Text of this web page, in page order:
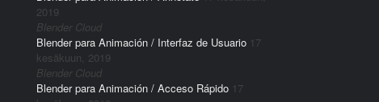
2019
Blender Cloud
Blender para Animación / Interfaz de Usuario 17
kesäkuun, 2019
Blender Cloud
Blender para Animación / Acceso Rápido 17